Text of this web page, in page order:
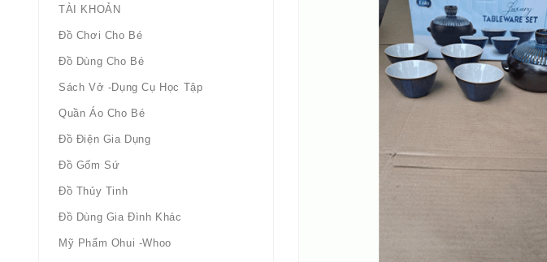
TÀI KHOẢN
Đồ Chơi Cho Bé
Đồ Dùng Cho Bé
Sách Vở -dụng Cụ Học Tập
Quần Áo Cho Bé
Đồ Điện Gia Dụng
Đồ Gốm Sứ
Đồ Thủy Tinh
Đồ Dùng Gia Đình Khác
Mỹ Phẩm Ohui -whoo